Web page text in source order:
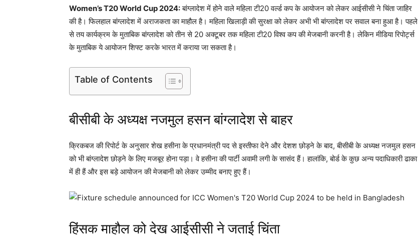
Women’s T20 World Cup 2024:बांग्लादेश में होने वाले महिला टी20 वर्ल्ड कप के आयोजन को लेकर आईसीसी ने चिंता जाहिर
की है। फिलहाल बांग्लादेश में अराजकता का माहौल है। महिला खिलाड़ी की सुरक्षा को लेकर अभी भी बांग्लादेश पर सवाल बना हुआ है। पहले
से तय कार्यक्रम के मुताबिक बांग्लादेश को तीन से 20 अक्टूबर तक महिला टी20 विश्व कप की मेजबानी करनी है। लेकिन मीडिया रिपोर्ट्स
के मुताबिक ये आयोजन शिफ्ट करके भारत में कराया जा सकता है।
Table of Contents
बीसीबी के अध्यक्ष नजमुल हसन बांग्लादेश से बाहर
क्रिकबज की रिपोर्ट के अनुसार शेख हसीना के प्रधानमंत्री पद से इस्तीफा देने और देशश छोड़ने के बाद, बीसीबी के अध्यक्ष नजमुल हसन
को भी बांग्लादेश छोड़ने के लिए मजबूर होना पड़ा। वे हसीना की पार्टी अवामी लगी के सासंद हैं। हालांकि, बोर्ड के कुछ अन्य पदाधिकारी ढाका
में ही हैं और इस बड़े आयोजन की मेजबानी को लेकर उम्मीद बनाए हुए हैं।
हिंसक माहौल को देख आईसीसी ने जताई चिंता